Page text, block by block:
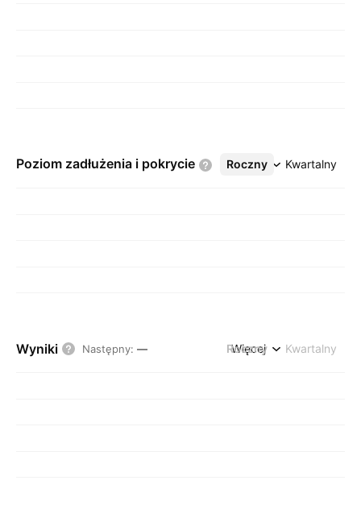
Poziom zadłużenia i pokrycie Roczny Kwartalny
Więcej
Wyniki Następny: — Roczny Kwartalny
Więcej